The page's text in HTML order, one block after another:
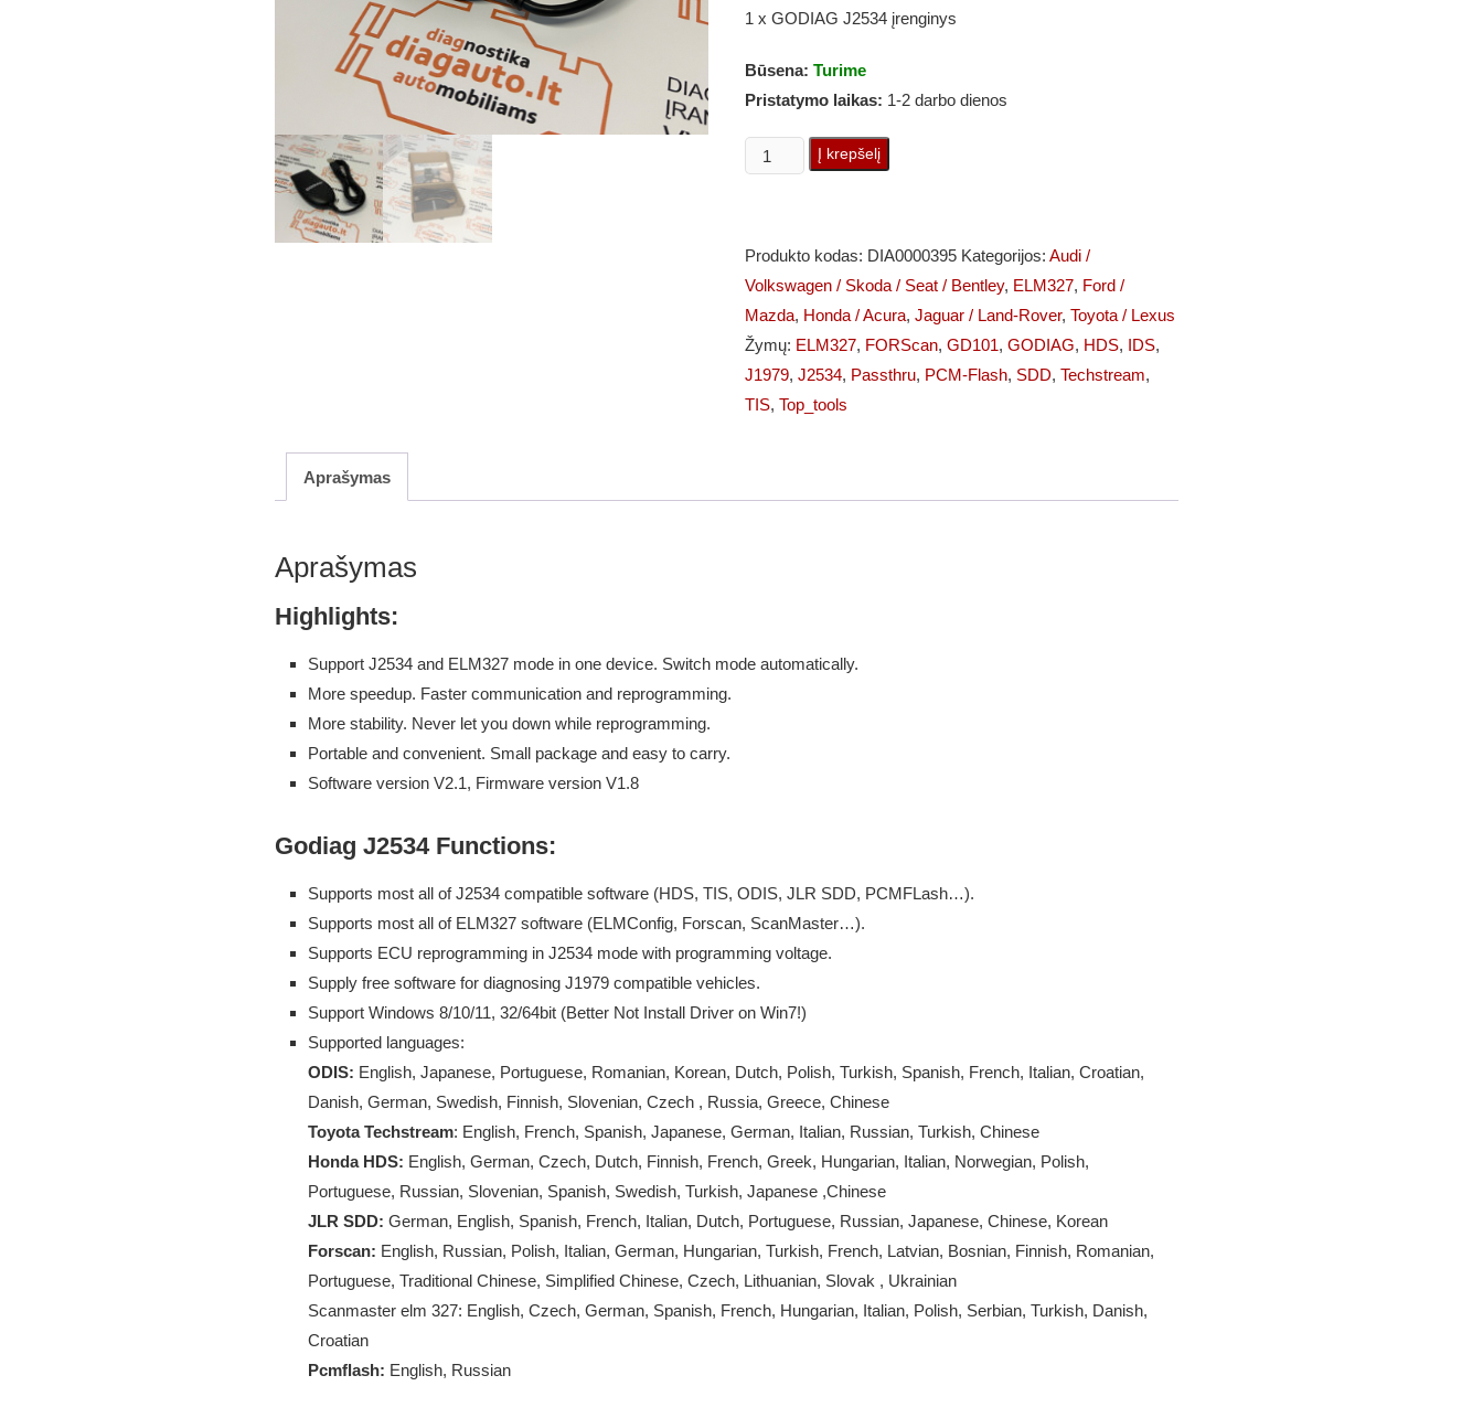
1 x GODIAG J2534 įrenginys
Būsena: Turime
Pristatymo laikas: 1-2 darbo dienos
produkto
kiekis:
Passthru
įrenginys
Į krepšelį
Produkto kodas: DIA0000395 Kategorijos: Audi /
Volkswagen / Skoda / Seat / Bentley, ELM327, Ford /
Mazda, Honda / Acura, Jaguar / Land-Rover, Toyota / Lexus
Žymų: ELM327, FORScan, GD101, GODIAG, HDS, IDS,
J1979, J2534, Passthru, PCM-Flash, SDD, Techstream,
TIS, Top_tools
Aprašymas
Aprašymas
Highlights:
Support J2534 and ELM327 mode in one device. Switch mode automatically.
More speedup. Faster communication and reprogramming.
More stability. Never let you down while reprogramming.
Portable and convenient. Small package and easy to carry.
Software version V2.1, Firmware version V1.8
Godiag J2534 Functions:
Supports most all of J2534 compatible software (HDS, TIS, ODIS, JLR SDD, PCMFLash…).
Supports most all of ELM327 software (ELMConfig, Forscan, ScanMaster…).
Supports ECU reprogramming in J2534 mode with programming voltage.
Supply free software for diagnosing J1979 compatible vehicles.
Support Windows 8/10/11, 32/64bit (Better Not Install Driver on Win7!)
Supported languages:
ODIS: English, Japanese, Portuguese, Romanian, Korean, Dutch, Polish, Turkish, Spanish, French, Italian, Croatian,
Danish, German, Swedish, Finnish, Slovenian, Czech , Russia, Greece, Chinese
Toyota Techstream: English, French, Spanish, Japanese, German, Italian, Russian, Turkish, Chinese
Honda HDS: English, German, Czech, Dutch, Finnish, French, Greek, Hungarian, Italian, Norwegian, Polish,
Portuguese, Russian, Slovenian, Spanish, Swedish, Turkish, Japanese ,Chinese
JLR SDD: German, English, Spanish, French, Italian, Dutch, Portuguese, Russian, Japanese, Chinese, Korean
Forscan: English, Russian, Polish, Italian, German, Hungarian, Turkish, French, Latvian, Bosnian, Finnish, Romanian,
Portuguese, Traditional Chinese, Simplified Chinese, Czech, Lithuanian, Slovak , Ukrainian
Scanmaster elm 327: English, Czech, German, Spanish, French, Hungarian, Italian, Polish, Serbian, Turkish, Danish,
Croatian
Pcmflash: English, Russian